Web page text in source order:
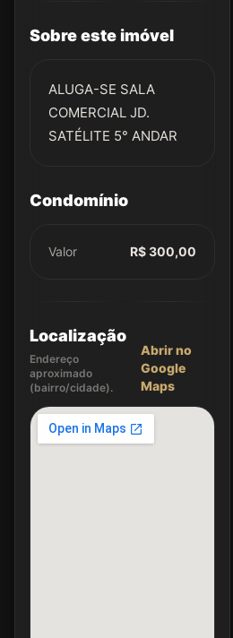
Sobre este imóvel
ALUGA-SE SALA
COMERCIAL JD.
SATÉLITE 5° ANDAR
Condomínio
Valor R$ 300,00
Localização
Endereço
aproximado
(bairro/cidade).
Abrir no
Google
Maps